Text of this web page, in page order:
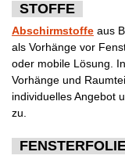
STOFFE
Abschirmstoffe aus
als Vorhänge vor
oder mobile Lösung.
Vorhänge und
individuelles Angebot
zu.